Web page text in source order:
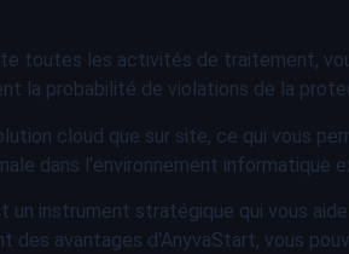
toutes les activités de traitement,
la probabilité de violations de la
cloud que sur site, ce qui vous
dans l'environnement informatique
instrument stratégique qui vous
avantages d'AnyvaStart, vous